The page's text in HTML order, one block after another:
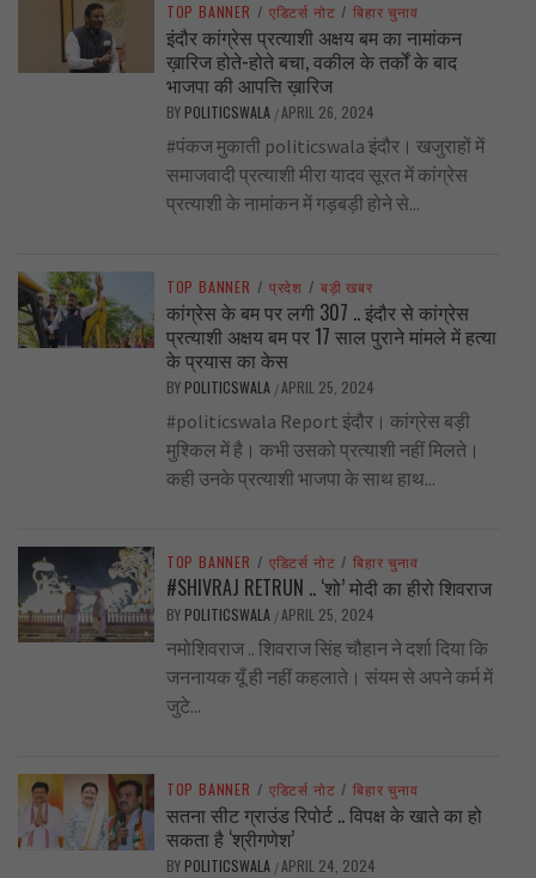
TOP BANNER / एडिटर्स नोट / बिहार चुनाव
इंदौर कांग्रेस प्रत्याशी अक्षय बम का नामांकन
ख़ारिज होते-होते बचा, वकील के तर्कों के बाद
भाजपा की आपत्ति ख़ारिज
BY POLITICSWALA /APRIL 26, 2024
#पंकज मुकाती politicswala इंदौर। खजुराहों में
समाजवादी प्रत्याशी मीरा यादव सूरत में कांग्रेस
प्रत्याशी के नामांकन में गड़बड़ी होने से...
TOP BANNER / प्रदेश / बड़ी खबर
कांग्रेस के बम पर लगी 307 .. इंदौर से कांग्रेस
प्रत्याशी अक्षय बम पर 17 साल पुराने मांमले में हत्या
के प्रयास का केस
BY POLITICSWALA /APRIL 25, 2024
#politicswala Report इंदौर। कांग्रेस बड़ी
मुश्किल में है। कभी उसको प्रत्याशी नहीं मिलते।
कही उनके प्रत्याशी भाजपा के साथ हाथ...
TOP BANNER / एडिटर्स नोट / बिहार चुनाव
#SHIVRAJ RETRUN .. ‘शो’ मोदी का हीरो शिवराज
BY POLITICSWALA /APRIL 25, 2024
नमोशिवराज .. शिवराज सिंह चौहान ने दर्शा दिया कि
जननायक यूँ ही नहीं कहलाते। संयम से अपने कर्म में
जुटे...
TOP BANNER / एडिटर्स नोट / बिहार चुनाव
सतना सीट ग्राउंड रिपोर्ट .. विपक्ष के खाते का हो
सकता है ‘श्रीगणेश’
BY POLITICSWALA /APRIL 24, 2024